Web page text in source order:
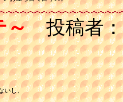
～投稿者：
いし、